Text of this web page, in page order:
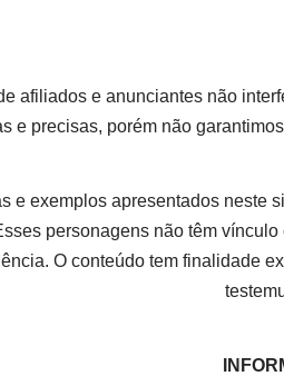
afiliados e anunciantes não
e precisas, porém não
e exemplos apresentados neste
personagens não têm
O conteúdo tem finalidade